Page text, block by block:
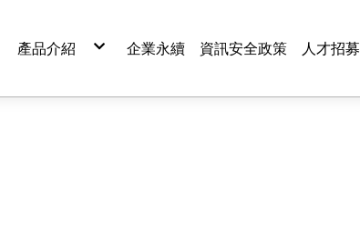
產品介紹 企業永續 資訊安全政策 人才招募